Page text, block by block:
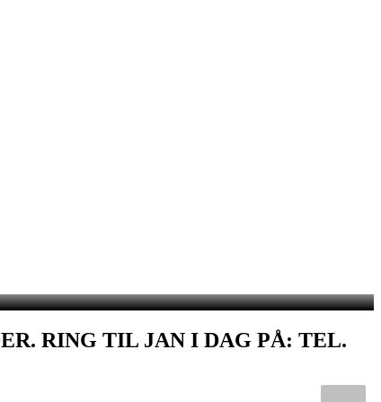
RING TIL JAN I DAG PÅ: TEL.